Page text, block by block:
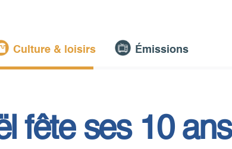
Culture & loisirs Émissions
fête ses 10 ans